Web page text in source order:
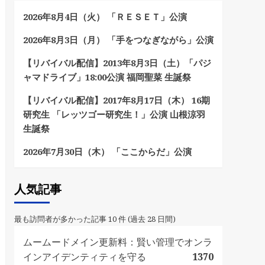
2026年8月4日（火） 「ＲＥＳＥＴ」公演
2026年8月3日（月） 「手をつなぎながら」公演
【リバイバル配信】2013年8月3日（土）「パジ
ャマドライブ」18:00公演 福岡聖菜 生誕祭
【リバイバル配信】2017年8月17日（木） 16期
研究生 「レッツゴー研究生！」公演 山根涼羽
生誕祭
2026年7月30日（木） 「ここからだ」公演
人気記事
最も訪問者が多かった記事 10 件 (過去 28 日間)
ムームードメイン更新料：賢い管理でオンラ
インアイデンティティを守る
1370